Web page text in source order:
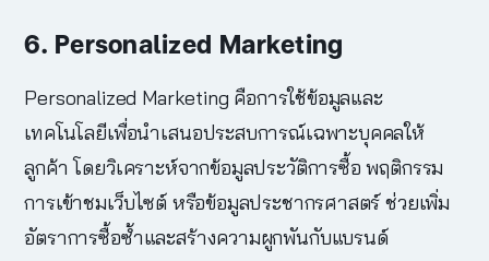
6. Personalized Marketing
Personalized Marketing คือการใช้ข้อมูลและ
เทคโนโลยีเพื่อนำเสนอประสบการณ์เฉพาะบุคคลให้
ลูกค้า โดยวิเคราะห์จากข้อมูลประวัติการซื้อ พฤติกรรม
การเข้าชมเว็บไซต์ หรือข้อมูลประชากรศาสตร์ ช่วยเพิ่ม
อัตราการซื้อซ้ำและสร้างความผูกพันกับแบรนด์